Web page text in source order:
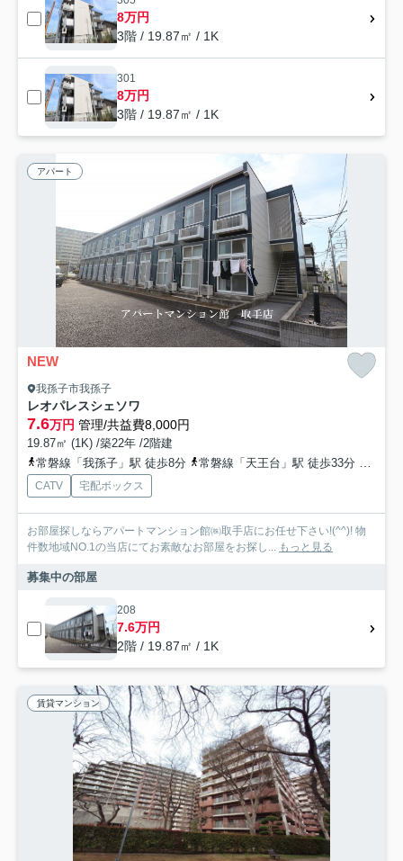
8万円
3階 / 19.87㎡ / 1K
301
8万円
3階 / 19.87㎡ / 1K
アパート
NEW
我孫子市我孫子
レオパレスシェソワ
7.6万円 管理/共益費8,000円
19.87㎡ (1K) /築22年 /2階建
常磐線「我孫子」駅 徒歩8分
常磐線「天王台」駅 徒歩33分 常磐
CATV 宅配ボックス
お部屋探しならアパートマンション館㈱取手店にお任せ下さい!(^^)! 物
件数地域NO.1の当店にてお素敵なお部屋をお探し... もっと見る
募集中の部屋
208
7.6万円
2階 / 19.87㎡ / 1K
賃貸マンション